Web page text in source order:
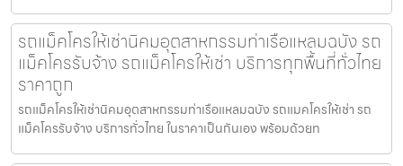
รถแม็คโครให้เช่านิคมอุตสาหกรรมท่าเรือแหลมฉบัง รถ
แม็คโครรับจ้าง รถแม็คโครให้เช่า บริการทุกพื้นที่ทั่วไทย
ราคาถูก
รถแม็คโครให้เช่านิคมอุตสาหกรรมท่าเรือแหลมฉบัง รถแมคโครให้เช่า รถ
แม็คโครรับจ้าง บริการทั่วไทย ในราคาเป็นกันเอง พร้อมด้วยท